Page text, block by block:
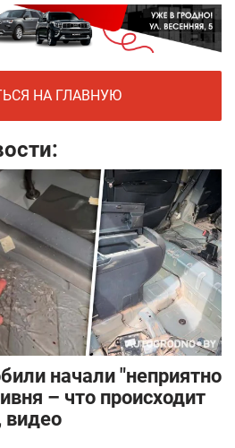
НА ГЛАВНУЮ
начали "неприятно
– что происходит
видео